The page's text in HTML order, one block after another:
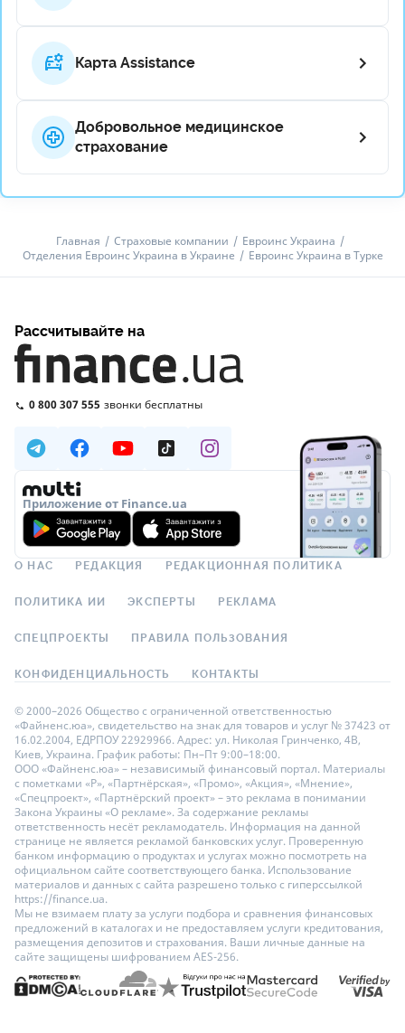
Карта Assistance
Добровольное медицинское
страхование
Главная Страховые компании
Евроинс Украина
Отделения Евроинс Украина в Украине
Евроинс Украина в Турке
Рассчитывайте на
0 800 307 555 звонки бесплатны
Приложение от Finance.ua
О НАС РЕДАКЦИЯ РЕДАКЦИОННАЯ ПОЛИТИКА
ПОЛИТИКА ИИ ЭКСПЕРТЫ РЕКЛАМА
СПЕЦПРОЕКТЫ ПРАВИЛА ПОЛЬЗОВАНИЯ
КОНФИДЕНЦИАЛЬНОСТЬ КОНТАКТЫ
© 2000–2026 Общество с ограниченной ответственностью
«Файненс.юа», свидетельство на знак для товаров и услуг № 37423 от
16.02.2004, ЕДРПОУ 22929966. Адрес: ул. Николая Гринченко, 4В,
Киев, Украина. График работы: Пн–Пт 9:00–18:00.
ООО «Файненс.юа» – независимый финансовый портал. Материалы
с пометками «Р», «Партнёрская», «Промо», «Акция», «Мнение»,
«Спецпроект», «Партнёрский проект» – это реклама в понимании
Закона Украины «О рекламе». За содержание рекламы
ответственность несёт рекламодатель. Информация на данной
странице не является рекламой банковских услуг. Проверенную
банком информацию о продуктах и услугах можно посмотреть на
официальном сайте соответствующего банка. Использование
материалов и данных с сайта разрешено только с гиперссылкой
https://finance.ua.
Мы не взимаем плату за услуги подбора и сравнения финансовых
предложений в каталогах и не предоставляем услуги кредитования,
размещения депозитов и страхования. Ваши личные данные на
сайте защищены шифрованием AES-256.